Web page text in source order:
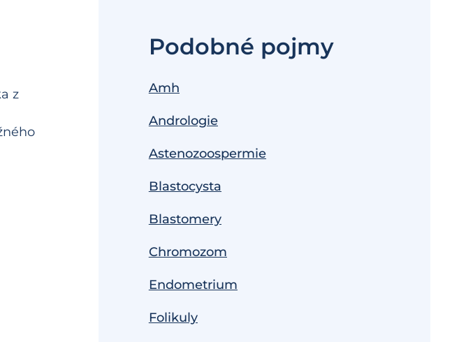
z
Podobné pojmy
Amh
Andrologie
Astenozoospermie
Blastocysta
Blastomery
Chromozom
Endometrium
Folikuly